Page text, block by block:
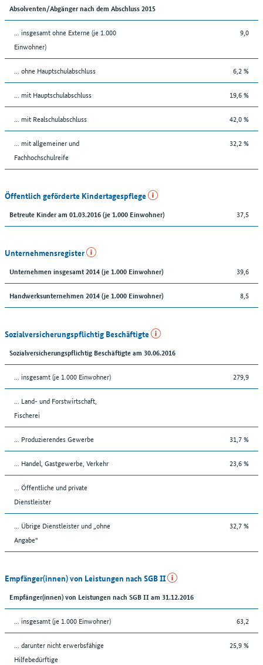
Absolventen/Abgänger nach dem Abschluss 2015
... insgesamt ohne Externe (je 1.000
Einwohner)
9,0
... ohne Hauptschulabschluss 6,2 %
... mit Hauptschulabschluss 19,6 %
... mit Realschulabschluss 42,0 %
... mit allgemeiner und
Fachhochschulreife
32,2 %
Öffentlich geförderte Kindertagespflege
Betreute Kinder am 01.03.2016 (je 1.000 Einwohner) 37,5
Unternehmensregister
Unternehmen insgesamt 2014 (je 1.000 Einwohner) 39,6
Handwerksunternehmen 2014 (je 1.000 Einwohner) 8,5
Sozialversicherungspflichtig Beschäftigte
Sozialversicherungspflichtig Beschäftigte am 30.06.2016
... insgesamt (je 1.000 Einwohner) 279,9
... Land- und Forstwirtschaft,
Fischerei
... Produzierendes Gewerbe 31,7 %
... Handel, Gastgewerbe, Verkehr 23,6 %
... Öffentliche und private
Dienstleister
... Übrige Dienstleister und „ohne
Angabe“
32,7 %
Empfänger(innen) von Leistungen nach SGB II
Empfänger(innen) von Leistungen nach SGB II am 31.12.2016
... insgesamt (je 1.000 Einwohner) 63,2
... darunter nicht erwerbsfähige
Hilfebedürftige
25,9 %